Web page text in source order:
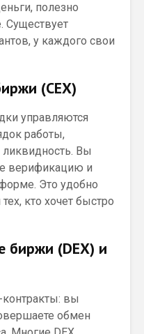
полезно
Существует
у каждого свои
(CEX)
управляются
работы,
Вы
верификацию и
Это удобно
кто хочет быстро
биржи (DEX) и
контракты: вы
обмен